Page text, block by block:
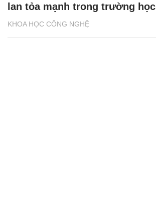
KHOA HỌC CÔNG NGHỆ
lan tỏa mạnh trong trường học